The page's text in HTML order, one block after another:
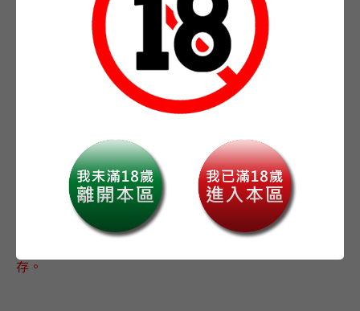
animate特典：描き下ろしマンガ入り12P小冊子
購買前請詳閱頁面下方之購買須知
+
加入我的最愛
「【日文】裏切り者のラブソング(3) アニメイト限定セッ
存。